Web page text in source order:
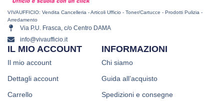
VIVAUFFICIO: Vendita Cancelleria - Articoli Ufficio - Toner/Cartucce - Prodotti Pulizia -
Arredamento
Via P.U. Frasca, c/o Centro DAMA
info@vivaufficio.it
INFORMAZIONI
Chi siamo
Guida all’acquisto
Spedizioni e consegne
IL MIO ACCOUNT
Il mio account
Dettagli account
Carrello